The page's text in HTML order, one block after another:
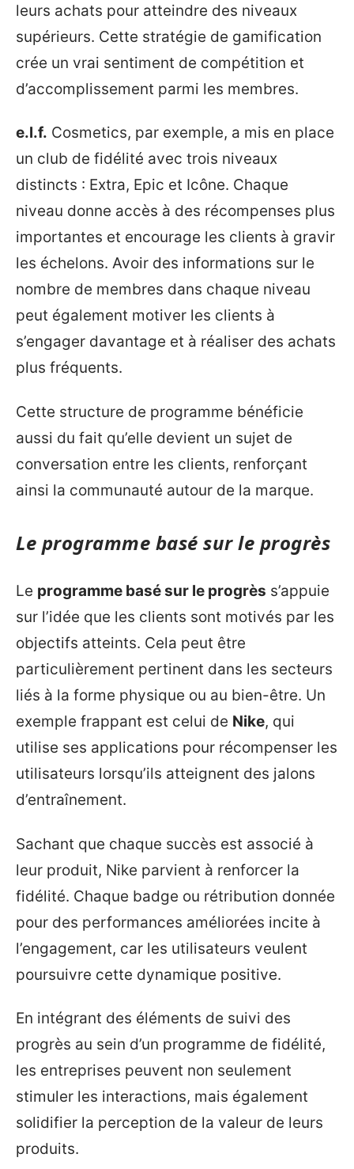
leurs achats pour atteindre des niveaux
supérieurs. Cette stratégie de gamification
crée un vrai sentiment de compétition et
d’accomplissement parmi les membres.
e.l.f. Cosmetics, par exemple, a mis en place
un club de fidélité avec trois niveaux
distincts : Extra, Epic et Icône. Chaque
niveau donne accès à des récompenses plus
importantes et encourage les clients à gravir
les échelons. Avoir des informations sur le
nombre de membres dans chaque niveau
peut également motiver les clients à
s’engager davantage et à réaliser des achats
plus fréquents.
Cette structure de programme bénéficie
aussi du fait qu’elle devient un sujet de
conversation entre les clients, renforçant
ainsi la communauté autour de la marque.
Le programme basé sur le progrès
Le programme basé sur le progrès s’appuie
sur l’idée que les clients sont motivés par les
objectifs atteints. Cela peut être
particulièrement pertinent dans les secteurs
liés à la forme physique ou au bien-être. Un
exemple frappant est celui de Nike, qui
utilise ses applications pour récompenser les
utilisateurs lorsqu’ils atteignent des jalons
d’entraînement.
Sachant que chaque succès est associé à
leur produit, Nike parvient à renforcer la
fidélité. Chaque badge ou rétribution donnée
pour des performances améliorées incite à
l’engagement, car les utilisateurs veulent
poursuivre cette dynamique positive.
En intégrant des éléments de suivi des
progrès au sein d’un programme de fidélité,
les entreprises peuvent non seulement
stimuler les interactions, mais également
solidifier la perception de la valeur de leurs
produits.